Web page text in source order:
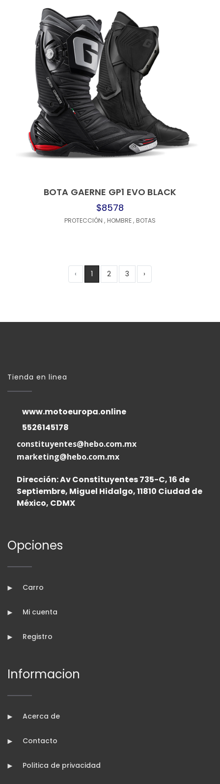
BOTA GAERNE GP1 EVO BLACK
$8578
PROTECCIÓN , HOMBRE, BOTAS
‹ 1 2 3 ›
Tienda en linea
www.motoeuropa.online
5526145178
constituyentes@hebo.com.mx
marketing@hebo.com.mx
Dirección: Av Constituyentes 735-C, 16 de
Septiembre, Miguel Hidalgo, 11810 Ciudad de
México, CDMX
Opciones
Carro
Mi cuenta
Registro
Informacion
Acerca de
Contacto
Politica de privacidad